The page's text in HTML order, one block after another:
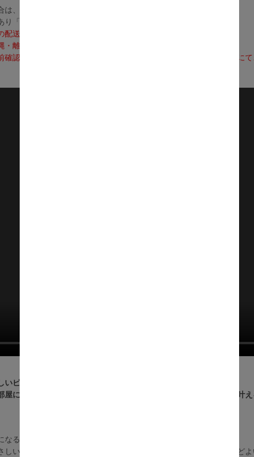
は、3～5営業日で発送いたします。
り「お届け」ではございませんのでご注意ください）
配送料は無料となります。
・離島への配送は、送料別途お見積りとなります）
認も可能となりますので、お電話（0120-155-339）またはメールにて
いビーンズフォルムに、透明感あふれるガラス天板。
屋に軽やかな抜け感とセンスを添え、収納もくつろぎもスマートに叶
なる、ビーンズ型のガラステーブルです。
しいフォルムが空間のアクセントになり、シンプルなお部屋にもほどよ